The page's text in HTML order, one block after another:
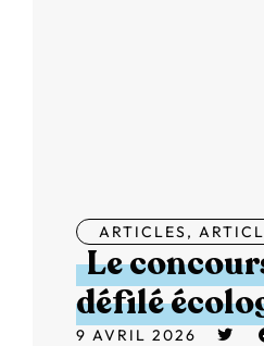
ARTICLES,
Le
défilé
9 AVRIL 2026